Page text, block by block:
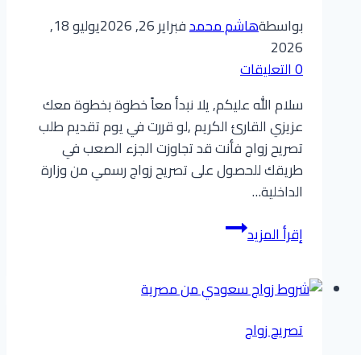
بواسطةهاشم محمدفبراير 26, 2026
يوليو 18,
2026
0 التعليقات
سلام الله عليكم, يلا نبدأ معاً خطوة بخطوة معك
عزيزي القارئ الكريم ,لو قررت في يوم تقديم طلب
تصريح زواج فأنت قد تجاوزت الجزء الصعب في
طريقك للحصول على تصريح زواج رسمي من وزارة
الداخلية…
إقرأ المزيددليل
شامل:
تستعلم
معاملةتصريح زواج